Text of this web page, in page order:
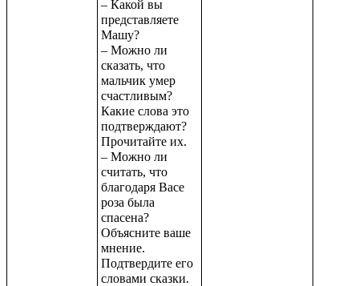
– Какой вы
представляете
Машу?
– Можно ли
сказать, что
мальчик умер
счастливым?
Какие слова это
подтверждают?
Прочитайте их.
– Можно ли
считать, что
благодаря Васе
роза была
спасена?
Объясните ваше
мнение.
Подтвердите его
словами сказки.